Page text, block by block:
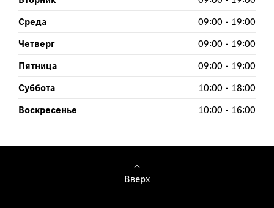
Среда
09:00 - 19:00
Четверг
09:00 - 19:00
Пятница
09:00 - 19:00
Суббота
10:00 - 18:00
Воскресенье
10:00 - 16:00
Вверх